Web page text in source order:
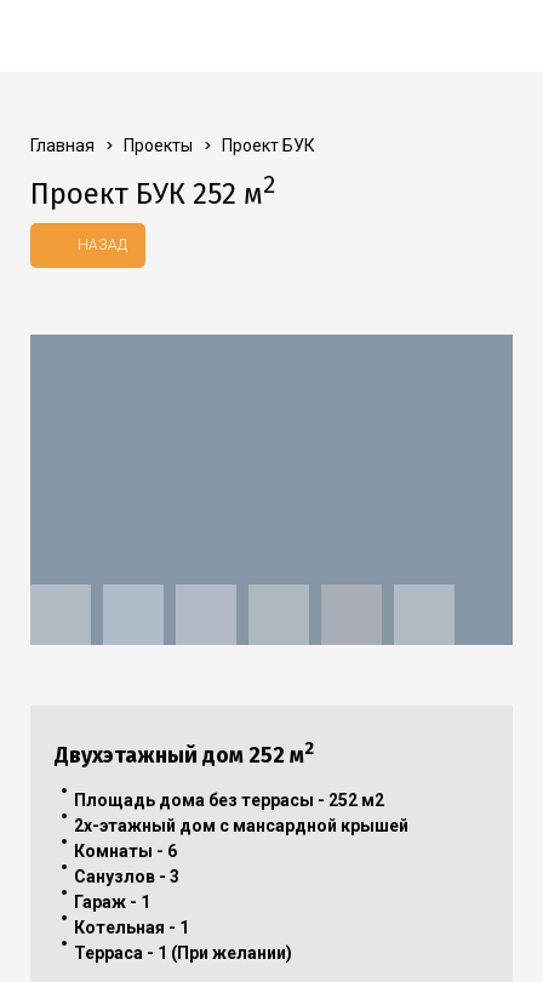
Главная Проекты Проект БУК
Проект БУК 252 м2
НАЗАД
Двухэтажный дом 252 м2
Площадь дома без террасы - 252 м2
2х-этажный дом с мансардной крышей
Комнаты - 6
Санузлов - 3
Гараж - 1
Котельная - 1
Терраса - 1 (При желании)